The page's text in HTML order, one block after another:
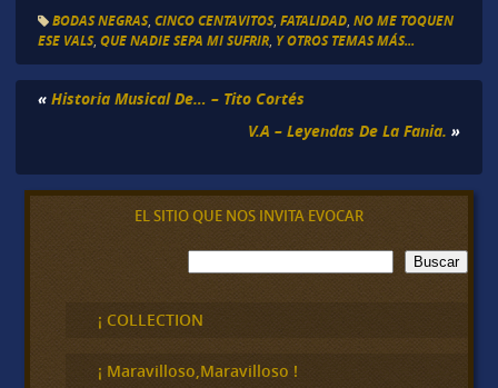
BODAS NEGRAS, CINCO CENTAVITOS, FATALIDAD, NO ME TOQUEN
ESE VALS, QUE NADIE SEPA MI SUFRIR, Y OTROS TEMAS MÁS...
« Historia Musical De… – Tito Cortés
V.A – Leyendas De La Fania. »
EL SITIO QUE NOS INVITA EVOCAR
B
u
c
a
Buscar
¡ COLLECTION
¡ Maravilloso,Maravilloso !